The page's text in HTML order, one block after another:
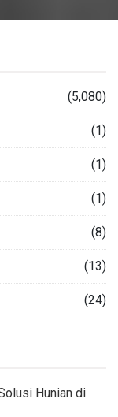
(5,080)
(1)
(1)
(1)
(8)
(13)
(24)
Hunian di